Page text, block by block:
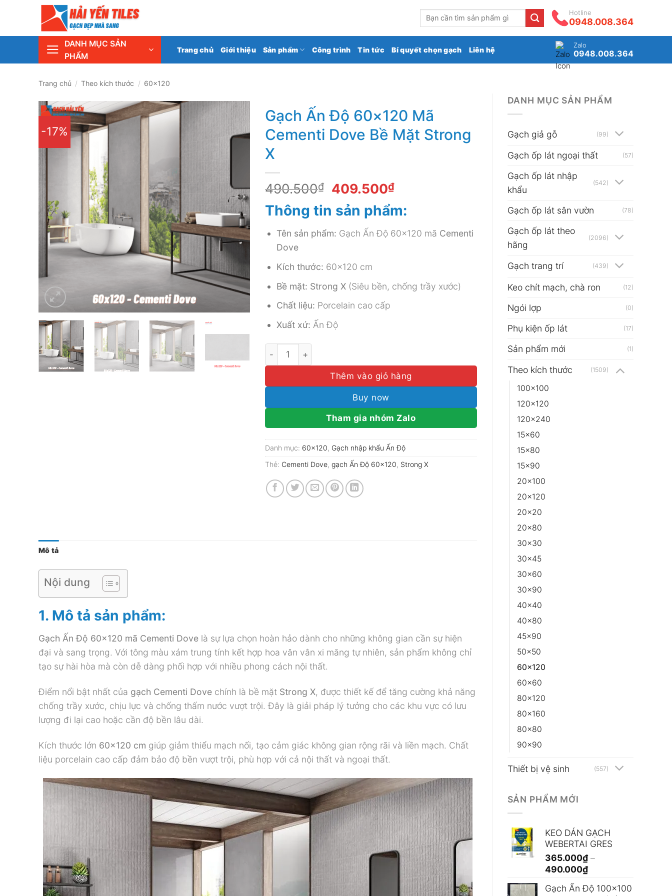
content
Tìm
kiếm:
Hotline
0948.008.364
DANH MỤC SẢN
PHẨM
Trang chủ Giới thiệu Sản phẩm Công trình Tin tức Bí quyết chọn gạch Liên hệ
Zalo
0948.008.364
Trang chủ / Theo kích thước / 60x120
DANH MỤC SẢN PHẨM
Gạch giả gỗ (99)
Gạch ốp lát ngoại thất (57)
Gạch ốp lát nhập
khẩu
(542)
Gạch ốp lát sân vườn (78)
Gạch ốp lát theo
hãng
(2096)
Gạch trang trí (439)
Keo chít mạch, chà ron (12)
Ngói lợp (0)
Phụ kiện ốp lát (17)
Sản phẩm mới (1)
Theo kích thước (1509)
100x100
120x120
120x240
15x60
15x80
15x90
20x100
20x120
20x20
20x80
30x30
30x45
30x60
30x90
40x40
40x80
45x90
50x50
60x120
60x60
80x120
80x160
80x80
90x90
Thiết bị vệ sinh (557)
SẢN PHẨM MỚI
KEO DÁN GẠCH
WEBERTAI GRES
365.000₫ –
490.000₫Khoảng
từ
Gạch Ấn Độ 100x100
-17%
Gạch Ấn Độ 60×120 Mã
Cementi Dove Bề Mặt Strong
X
490.500₫
Giá
gốc
là:
490.500₫.
409.500₫Giá
tại
là:
409.500₫.
Thông tin sản phẩm:
Tên sản phẩm: Gạch Ấn Độ 60×120 mã Cementi
Dove
Kích thước: 60×120 cm
Bề mặt: Strong X (Siêu bền, chống trầy xước)
Chất liệu: Porcelain cao cấp
Xuất xứ: Ấn Độ
Gạch Ấn Độ 60x120 Mã Cementi Dove Bề Mặt Strong X số lượng
Thêm vào giỏ hàng
Buy now
Tham gia nhóm Zalo
Danh mục: 60x120, Gạch nhập khẩu Ấn Độ
Thẻ: Cementi Dove,gạch Ấn Độ 60x120, Strong X
Mô tả
Nội dung
1. Mô tả sản phẩm:
Gạch Ấn Độ 60×120 mã Cementi Dove là sự lựa chọn hoàn hảo dành cho những không gian cần sự hiện
đại và sang trọng. Với tông màu xám trung tính kết hợp hoa văn vân xi măng tự nhiên, sản phẩm không chỉ
tạo sự hài hòa mà còn dễ dàng phối hợp với nhiều phong cách nội thất.
Điểm nổi bật nhất của gạch Cementi Dove chính là bề mặt Strong X, được thiết kế để tăng cường khả năng
chống trầy xước, chịu lực và chống thấm nước vượt trội. Đây là giải pháp lý tưởng cho các khu vực có lưu
lượng đi lại cao hoặc cần độ bền lâu dài.
Kích thước lớn 60×120 cm giúp giảm thiểu mạch nối, tạo cảm giác không gian rộng rãi và liền mạch. Chất
liệu porcelain cao cấp đảm bảo độ bền vượt trội, phù hợp với cả nội thất và ngoại thất.